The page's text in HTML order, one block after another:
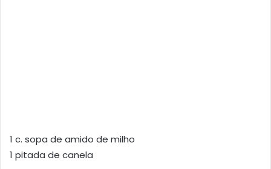
1 c. sopa de amido de milho
1 pitada de canela